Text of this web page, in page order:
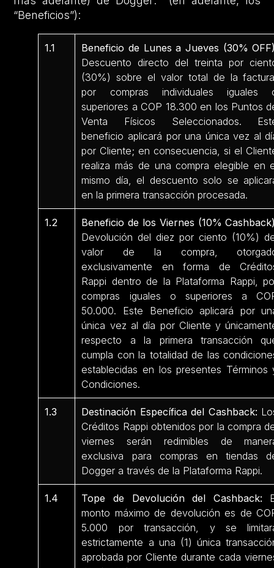
“Beneficios”):
1.1
Beneficio de Lunes a Jueves (30%
Descuento directo del treinta por
(30%) sobre el valor total de la
por compras individuales iguales
superiores a COP 18.300 en los Puntos
Venta Físicos Seleccionados.
beneficio aplicará por una única vez al
por Cliente; en consecuencia, si el
realiza más de una compra elegible en
mismo día, el descuento solo se
en la primera transacción procesada.
1.2
Beneficio de los Viernes (10%
Devolución del diez por ciento (10%)
valor de la compra,
exclusivamente en forma de
Rappi dentro de la Plataforma Rappi,
compras iguales o superiores a
50.000. Este Beneficio aplicará por
única vez al día por Cliente y
respecto a la primera transacción
cumpla con la totalidad de las
establecidas en los presentes Términos
Condiciones.
1.3 Destinación Específica del Cashback:
Créditos Rappi obtenidos por la compra
viernes serán redimibles de
exclusiva para compras en tiendas
Dogger a través de la Plataforma Rappi.
1.4 Tope de Devolución del Cashback:
monto máximo de devolución es de
5.000 por transacción, y se
estrictamente a una (1) única
aprobada por Cliente durante cada